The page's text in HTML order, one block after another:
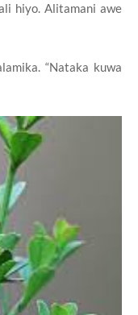
hiyo. Alitamani awe
“Nataka kuwa